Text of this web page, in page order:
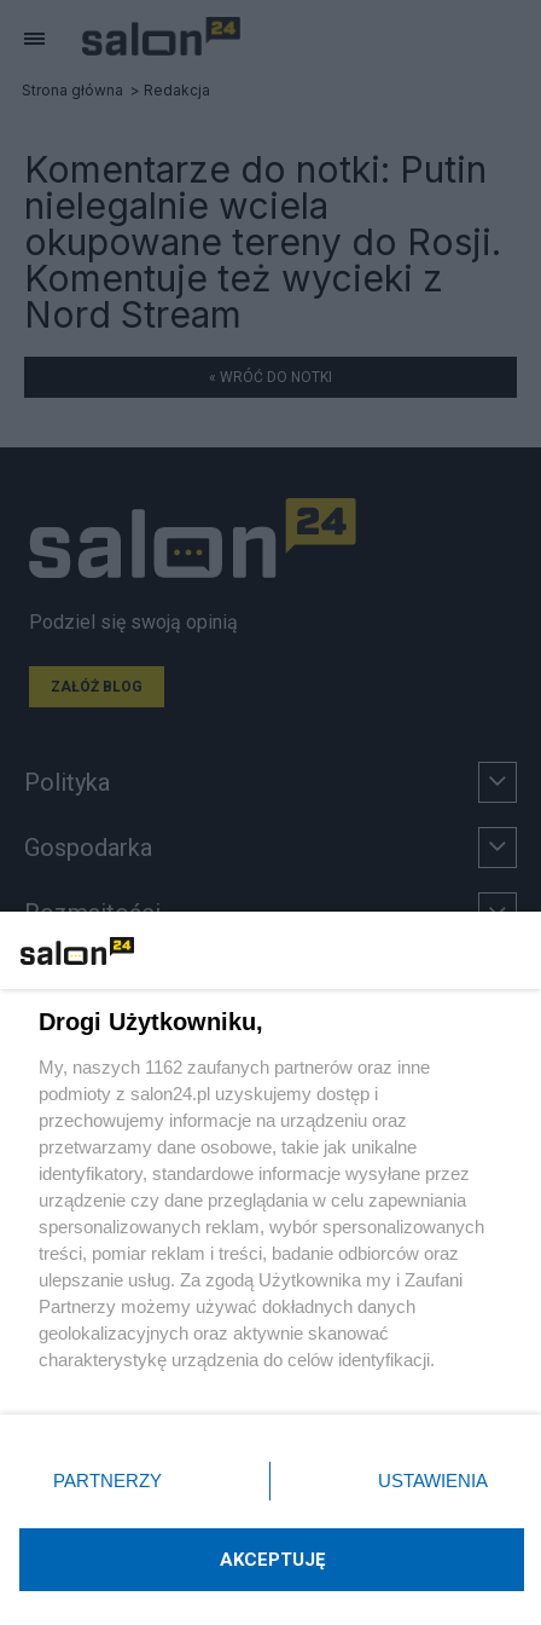
Strona główna Redakcja
Komentarze do notki: Putin
nielegalnie wciela
okupowane tereny do Rosji.
Komentuje też wycieki z
Nord Stream
« WRÓĆ DO NOTKI
Podziel się swoją opinią
ZAŁÓŻ BLOG
Polityka
Gospodarka
Rozmaitości
Sport
Społeczeństwo
Kultura
X Facebook Instagram Youtube
Technologię dostarcza:W3media.pl
Drogi Użytkowniku,
My, naszych 1162 zaufanych partnerów oraz inne
podmioty z salon24.pl uzyskujemy dostęp i
przechowujemy informacje na urządzeniu oraz
przetwarzamy dane osobowe, takie jak unikalne
identyfikatory, standardowe informacje wysyłane przez
urządzenie czy dane przeglądania w celu zapewniania
spersonalizowanych reklam, wybór spersonalizowanych
treści, pomiar reklam i treści, badanie odbiorców oraz
ulepszanie usług. Za zgodą Użytkownika my i Zaufani
Partnerzy możemy używać dokładnych danych
geolokalizacyjnych oraz aktywnie skanować
charakterystykę urządzenia do celów identyfikacji.
zmienić/wycofać klikając przycisk ustawień prywatności
znajdujący się w lewym dolnym rogu strony
rodzaje przetwarzania danych nie wymagają zgody
użytkownika, ale masz prawo sprzeciwić się takiemu
PARTNERZY USTAWIENIA
AKCEPTUJĘ